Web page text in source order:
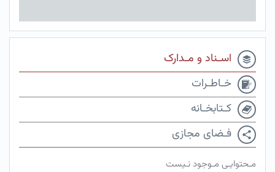
اسـناد و مـدارک
خـاطـرات
کـتابخـانه
فـضای مجازی
مـحتوایـی مـوجود نـیست